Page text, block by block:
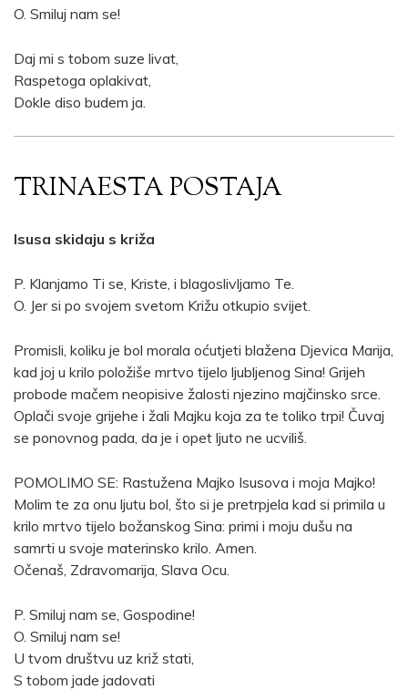
O. Smiluj nam se!
Daj mi s tobom suze livat,
Raspetoga oplakivat,
Dokle diso budem ja.
TRINAESTA POSTAJA
Isusa skidaju s križa
P. Klanjamo Ti se, Kriste, i blagoslivljamo Te.
O. Jer si po svojem svetom Križu otkupio svijet.
Promisli, koliku je bol morala oćutjeti blažena Djevica Marija,
kad joj u krilo položiše mrtvo tijelo ljubljenog Sina! Grijeh
probode mačem neopisive žalosti njezino majčinsko srce.
Oplači svoje grijehe i žali Majku koja za te toliko trpi! Čuvaj
se ponovnog pada, da je i opet ljuto ne ucviliš.
POMOLIMO SE: Rastužena Majko Isusova i moja Majko!
Molim te za onu ljutu bol, što si je pretrpjela kad si primila u
krilo mrtvo tijelo božanskog Sina: primi i moju dušu na
samrti u svoje materinsko krilo. Amen.
Očenaš, Zdravomarija, Slava Ocu.
P. Smiluj nam se, Gospodine!
O. Smiluj nam se!
U tvom društvu uz križ stati,
S tobom jade jadovati